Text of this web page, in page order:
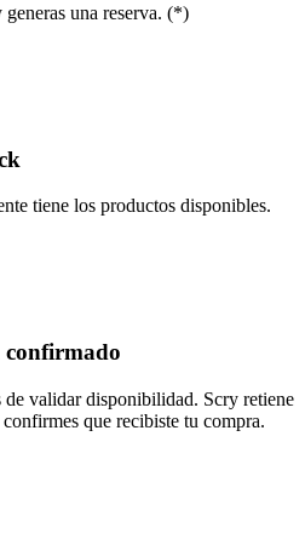
una reserva. (*)
tiene los productos disponibles.
confirmado
de validar disponibilidad. Scry retiene
que recibiste tu compra.